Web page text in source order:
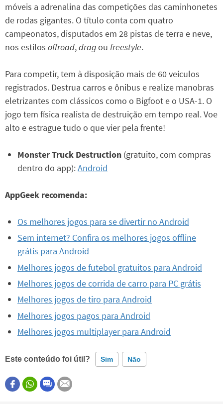
móveis a adrenalina das competições das caminhonetes
de rodas gigantes. O título conta com quatro
campeonatos, disputados em 28 pistas de terra e neve,
nos estilos offroad,dragou freestyle.
Para competir, tem à disposição mais de 60 veículos
registrados. Destrua carros e ônibus e realize manobras
eletrizantes com clássicos como o Bigfoot e o USA-1. O
jogo tem física realista de destruição em tempo real. Voe
alto e estrague tudo o que vier pela frente!
Monster Truck Destruction (gratuito, com compras
dentro do app):Android
AppGeek recomenda:
Os melhores jogos para se divertir no Android
Sem internet? Confira os melhores jogos offline
grátis para Android
Melhores jogos de futebol gratuitos para Android
Melhores jogos de corrida de carro para PC grátis
Melhores jogos de tiro para Android
Melhores jogos pagos para Android
Melhores jogos multiplayer para Android
Este conteúdo foi útil? Sim Não
Este conteúdo contém informação incorreta